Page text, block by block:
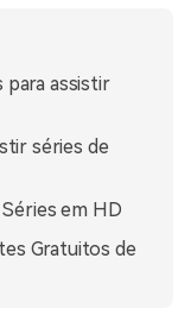
para assistir
séries de
em HD
Gratuitos de